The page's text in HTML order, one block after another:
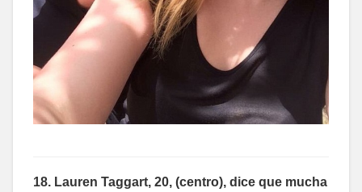
18. Lauren Taggart, 20, (centro), dice que mucha